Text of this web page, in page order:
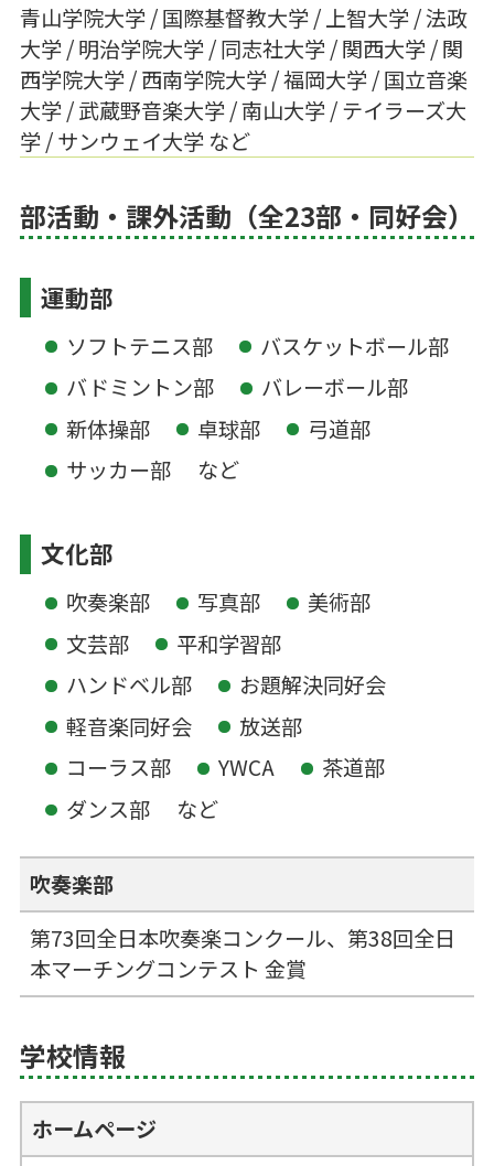
青山学院大学 / 国際基督教大学 / 上智大学 / 法政
大学 / 明治学院大学 / 同志社大学 / 関西大学 / 関
西学院大学 / 西南学院大学 / 福岡大学 / 国立音楽
大学 / 武蔵野音楽大学 / 南山大学 / テイラーズ大
学 / サンウェイ大学 など
部活動・課外活動（全23部・同好会）
運動部
ソフトテニス部
バスケットボール部
バドミントン部
バレーボール部
新体操部
卓球部
弓道部
サッカー部
など
文化部
吹奏楽部 写真部
美術部
文芸部
平和学習部
ハンドベル部
お題解決同好会
軽音楽同好会
放送部
コーラス部
YWCA
茶道部
ダンス部
など
吹奏楽部
第73回全日本吹奏楽コンクール、第38回全日
本マーチングコンテスト 金賞
学校情報
ホームページ